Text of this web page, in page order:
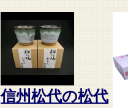
信州松代の松代